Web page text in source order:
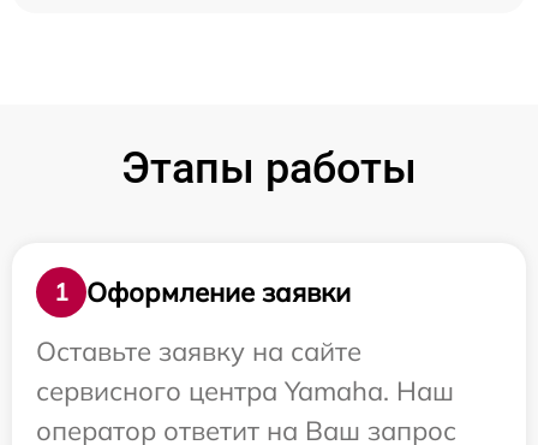
Этапы работы
1
Оформление заявки
Оставьте заявку на сайте
сервисного центра Yamaha. Наш
оператор ответит на Ваш запрос